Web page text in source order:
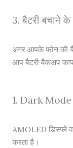
3. बैटरी बचाने
अगर आपके फोन की
आप बैटरी बैकअप
1. Dark Mode
AMOLED डिस्प्ले
करता है।